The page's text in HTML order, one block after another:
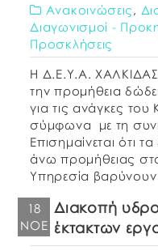
Ανακοινώσεις ,
Διαγωνισμοί -
Προσκλήσεις
Η Δ.Ε.Υ.Α. ΧΑΛΚΙΔΑΣ
την προμήθεια
για τις ανάγκες
σύμφωνα με τη
Επισημαίνεται ότι
άνω προμήθειας
Υπηρεσία βαρύνουν
βάσει τιμής για το
18
ΝΟΈ
Διακοπή
έκτακτων